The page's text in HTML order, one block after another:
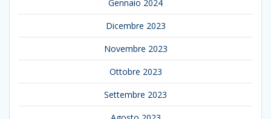
Gennaio 2024
Dicembre 2023
Novembre 2023
Ottobre 2023
Settembre 2023